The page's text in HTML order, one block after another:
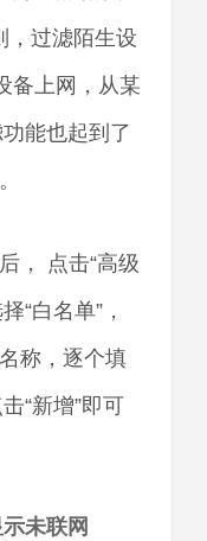
，过滤陌生设
备上网，从某
能也起到了
， 点击“高级
“白名单”，
称，逐个填
“新增”即可
未联网